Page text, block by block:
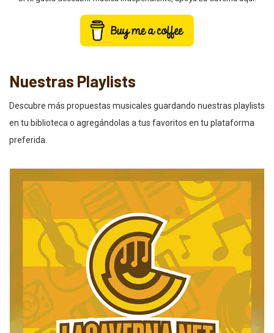
Nuestras Playlists
Descubre más propuestas musicales guardando nuestras playlists
en tu biblioteca o agregándolas a tus favoritos en tu plataforma
preferida.